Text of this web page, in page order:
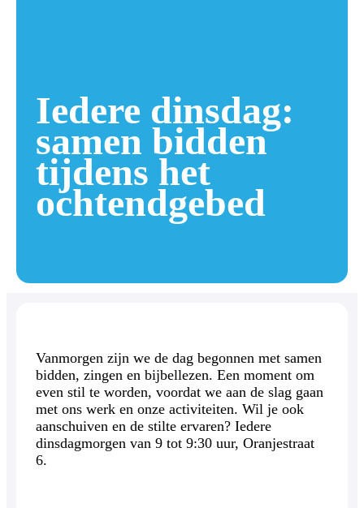
Iedere dinsdag:
samen bidden
tijdens het
ochtendgebed
Vanmorgen zijn we de dag begonnen met samen
bidden, zingen en bijbellezen. Een moment om
even stil te worden, voordat we aan de slag gaan
met ons werk en onze activiteiten. Wil je ook
aanschuiven en de stilte ervaren? Iedere
dinsdagmorgen van 9 tot 9:30 uur, Oranjestraat
6.